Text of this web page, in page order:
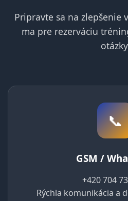
Pripravte sa na zlepšenie
ma pre rezerváciu
📞
GSM /
+420 704
Rýchla komunikácia a